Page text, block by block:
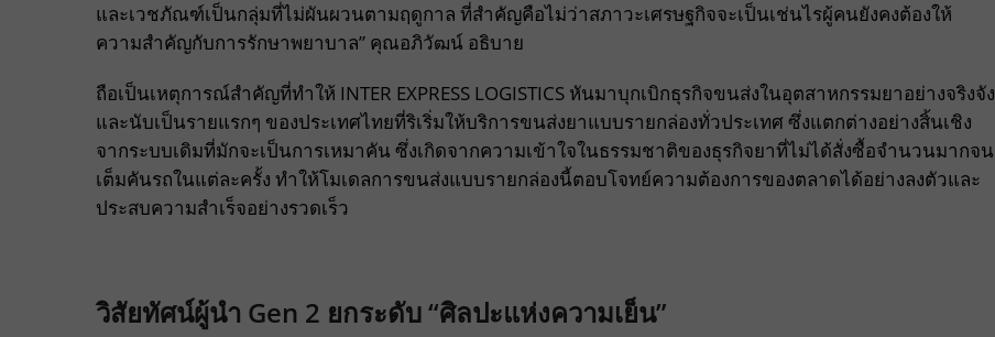
และเวชภัณฑ์เป็นกลุ่มที่ไม่ผันผวนตามฤดูกาล ที่สำคัญคือไม่ว่าสภาวะเศรษฐกิจจะเป็นเช่นไรผู้คนยังคงต้องให้
ความสำคัญกับการรักษาพยาบาล” คุณอภิวัฒน์ อธิบาย
ถือเป็นเหตุการณ์สำคัญที่ทำให้ INTER EXPRESS LOGISTICS หันมาบุกเบิกธุรกิจขนส่งในอุตสาหกรรมยาอย่างจริงจัง
และนับเป็นรายแรกๆ ของประเทศไทยที่ริเริ่มให้บริการขนส่งยาแบบรายกล่องทั่วประเทศ ซึ่งแตกต่างอย่างสิ้นเชิง
จากระบบเดิมที่มักจะเป็นการเหมาคัน ซึ่งเกิดจากความเข้าใจในธรรมชาติของธุรกิจยาที่ไม่ได้สั่งซื้อจำนวนมากจน
เต็มคันรถในแต่ละครั้ง ทำให้โมเดลการขนส่งแบบรายกล่องนี้ตอบโจทย์ความต้องการของตลาดได้อย่างลงตัวและ
ประสบความสำเร็จอย่างรวดเร็ว
วิสัยทัศน์ผู้นำ Gen 2 ยกระดับ “ศิลปะแห่งความเย็น”